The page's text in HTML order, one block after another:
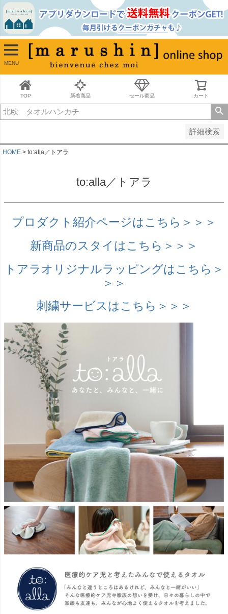
MENU
TOP 新着商品 セール商品 カート
詳細検索
並び順
新着順
古い順
価格が安い順
価格が高い順
キーワードヒット順
HOME to:alla／トアラ
to:alla／トアラ
プロダクト紹介ページはこちら＞＞＞
新商品のスタイはこちら＞＞＞
トアラオリジナルラッピングはこちら＞
＞＞
刺繍サービスはこちら＞＞＞